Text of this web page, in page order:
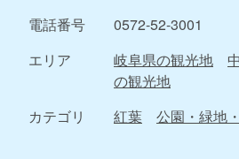
電話番号
0572-52-3001
エリア
岐阜県の観光地
の観光地
カテゴリ
紅葉 公園・緑地